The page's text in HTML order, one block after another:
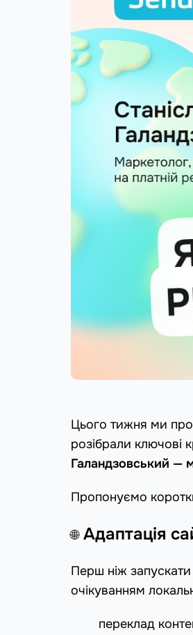
Цього тижня ми
розібрали ключові
Галандзовський —
Пропонуємо
🌐Адаптація
Перш ніж запускати
очікуванням
переклад